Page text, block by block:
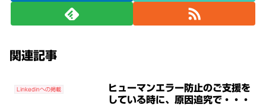
関連記事
Linkedinへの掲載
ヒューマンエラー防止のご支援を
している時に、原因追究で・・・